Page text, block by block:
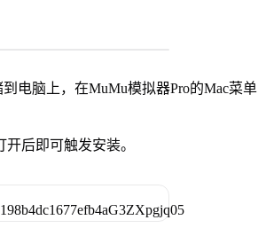
电脑上，在MuMu模拟器Pro的Mac菜单
后即可触发安装。